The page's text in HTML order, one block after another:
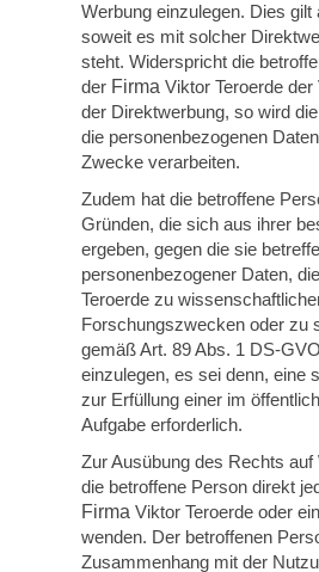
Werbung einzulegen. Dies gilt
soweit es mit solcher
steht. Widerspricht die
der Firma Viktor Teroerde
der Direktwerbung, so wird die
die personenbezogenen
Zwecke verarbeiten.
Zudem hat die betroffene
Gründen, die sich aus ihrer
ergeben, gegen die sie
personenbezogener Daten,
Teroerde zu
Forschungszwecken oder zu
gemäß Art. 89 Abs. 1 DS-
einzulegen, es sei denn, eine
zur Erfüllung einer im
Aufgabe erforderlich.
Zur Ausübung des Rechts
die betroffene Person direkt
Firma Viktor Teroerde oder
wenden. Der betroffenen
Zusammenhang mit der